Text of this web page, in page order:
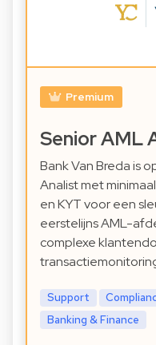
Premium
Senior AML
Bank Van Breda is
Analist met
en KYT voor een
eerstelijns AML-
complexe
Support
Banking & Finance